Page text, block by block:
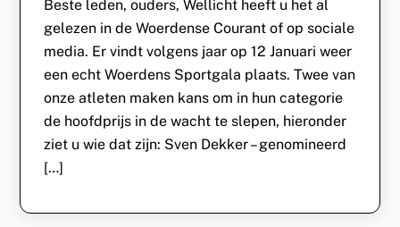
Beste leden, ouders, Wellicht heeft u het al
gelezen in de Woerdense Courant of op sociale
media. Er vindt volgens jaar op 12 Januari weer
een echt Woerdens Sportgala plaats. Twee van
onze atleten maken kans om in hun categorie
de hoofdprijs in de wacht te slepen, hieronder
ziet u wie dat zijn: Sven Dekker – genomineerd
[…]